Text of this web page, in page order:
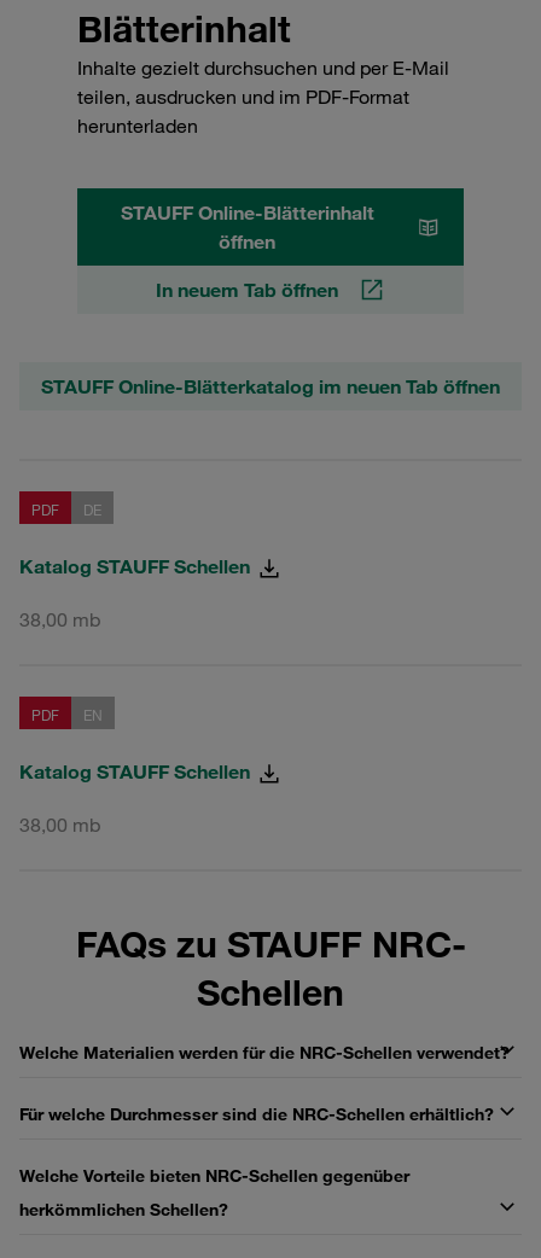
Blätterinhalt
Inhalte gezielt durchsuchen und per E-Mail
teilen, ausdrucken und im PDF-Format
herunterladen
STAUFF Online-Blätterinhalt
öffnen
In neuem Tab öffnen
STAUFF Online-Blätterkatalog im neuen Tab öffnen
PDF DE
Katalog STAUFF Schellen
38,00 mb
PDF EN
Katalog STAUFF Schellen
38,00 mb
FAQs zu STAUFF NRC-
Schellen
Welche Materialien werden für die NRC-Schellen verwendet?
Für welche Durchmesser sind die NRC-Schellen erhältlich?
Welche Vorteile bieten NRC-Schellen gegenüber
herkömmlichen Schellen?